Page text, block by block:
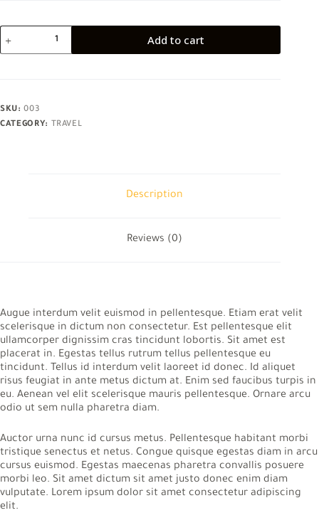
Ornare
arcu
odio
quantity
Add to cart
SKU:003
CATEGORY:
TRAVEL
Description
Reviews (0)
Augue interdum velit euismod in pellentesque. Etiam erat velit
scelerisque in dictum non consectetur. Est pellentesque elit
ullamcorper dignissim cras tincidunt lobortis. Sit amet est
placerat in. Egestas tellus rutrum tellus pellentesque eu
tincidunt. Tellus id interdum velit laoreet id donec. Id aliquet
risus feugiat in ante metus dictum at. Enim sed faucibus turpis in
eu. Aenean vel elit scelerisque mauris pellentesque. Ornare arcu
odio ut sem nulla pharetra diam.
Auctor urna nunc id cursus metus. Pellentesque habitant morbi
tristique senectus et netus. Congue quisque egestas diam in arcu
cursus euismod. Egestas maecenas pharetra convallis posuere
morbi leo. Sit amet dictum sit amet justo donec enim diam
vulputate. Lorem ipsum dolor sit amet consectetur adipiscing
elit.